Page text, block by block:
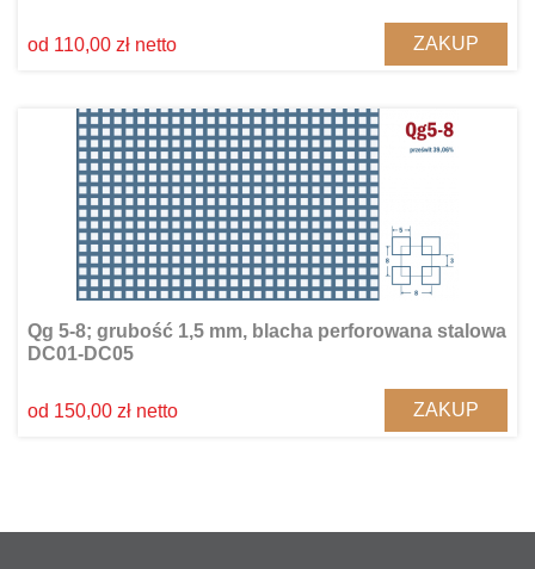
od 110,00 zł netto ZAKUP
Qg 5-8; grubość 1,5 mm, blacha perforowana stalowa
DC01-DC05
od 150,00 zł netto ZAKUP